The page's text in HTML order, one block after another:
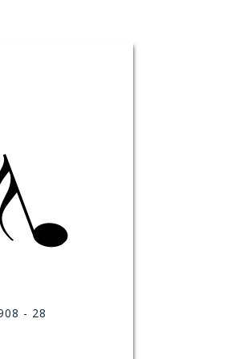
- 28